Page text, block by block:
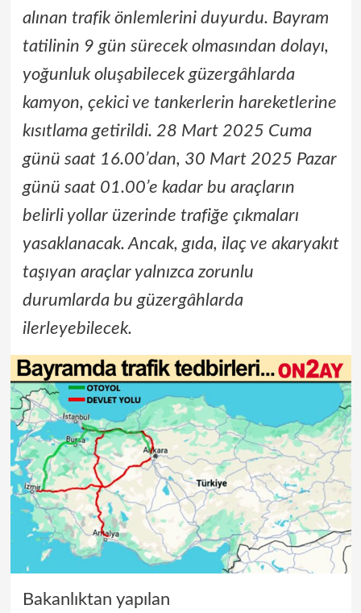
alınan trafik önlemlerini duyurdu. Bayram
tatilinin 9 gün sürecek olmasından dolayı,
yoğunluk oluşabilecek güzergâhlarda
kamyon, çekici ve tankerlerin hareketlerine
kısıtlama getirildi. 28 Mart 2025 Cuma
günü saat 16.00’dan, 30 Mart 2025 Pazar
günü saat 01.00’e kadar bu araçların
belirli yollar üzerinde trafiğe çıkmaları
yasaklanacak. Ancak, gıda, ilaç ve akaryakıt
taşıyan araçlar yalnızca zorunlu
durumlarda bu güzergâhlarda
ilerleyebilecek.
Bakanlıktan yapılan